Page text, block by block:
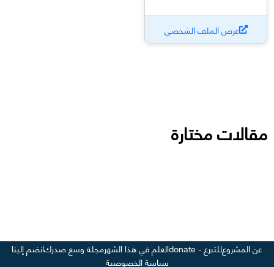
عرض الملف الشخصي
مقالات مختارة
عن المشروعللتبرع - donate العلم في هذا الشهرمجلة وسع صدركانضم إلينا
سياسة الخصوصية